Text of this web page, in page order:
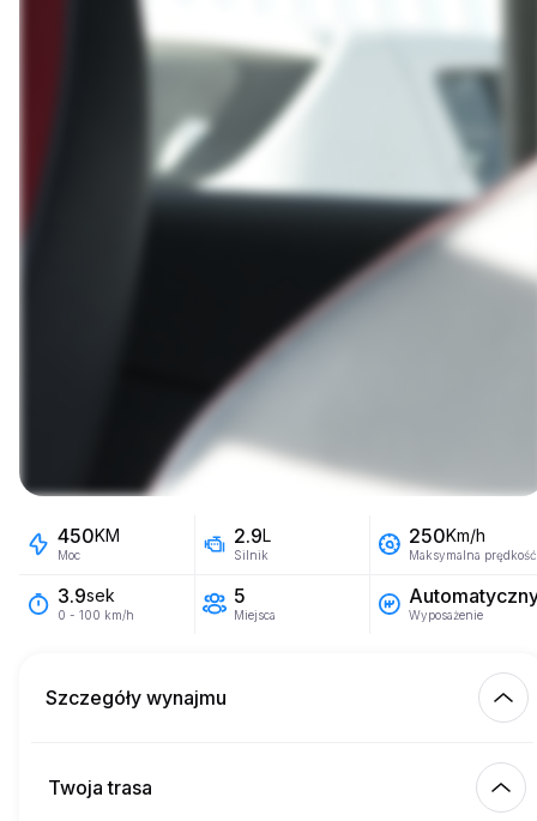
450KM
Moc
2.9L
Silnik
250Km/h
Maksymalna prędkość
3.9sek
0 - 100 km/h
5
Miejsca Wyposażenie
Szczegóły wynajmu
450.00
Twoja trasa